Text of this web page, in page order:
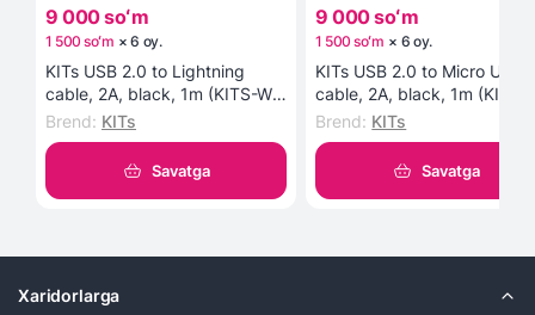
9 000 soʻm
1 500 soʻm ×6 oy.
KITs USB 2.0 to Lightning
cable, 2A, black, 1m (KITS-W-
003) kabeli
Brend: KITs
Savatga
9 000 soʻm
1 500 soʻm × 6 oy.
KITs USB 2.0 to Micro USB
cable, 2A, black, 1m (KITS-
002) kabeli
Brend: KITs
Savatga
Xaridorlarga